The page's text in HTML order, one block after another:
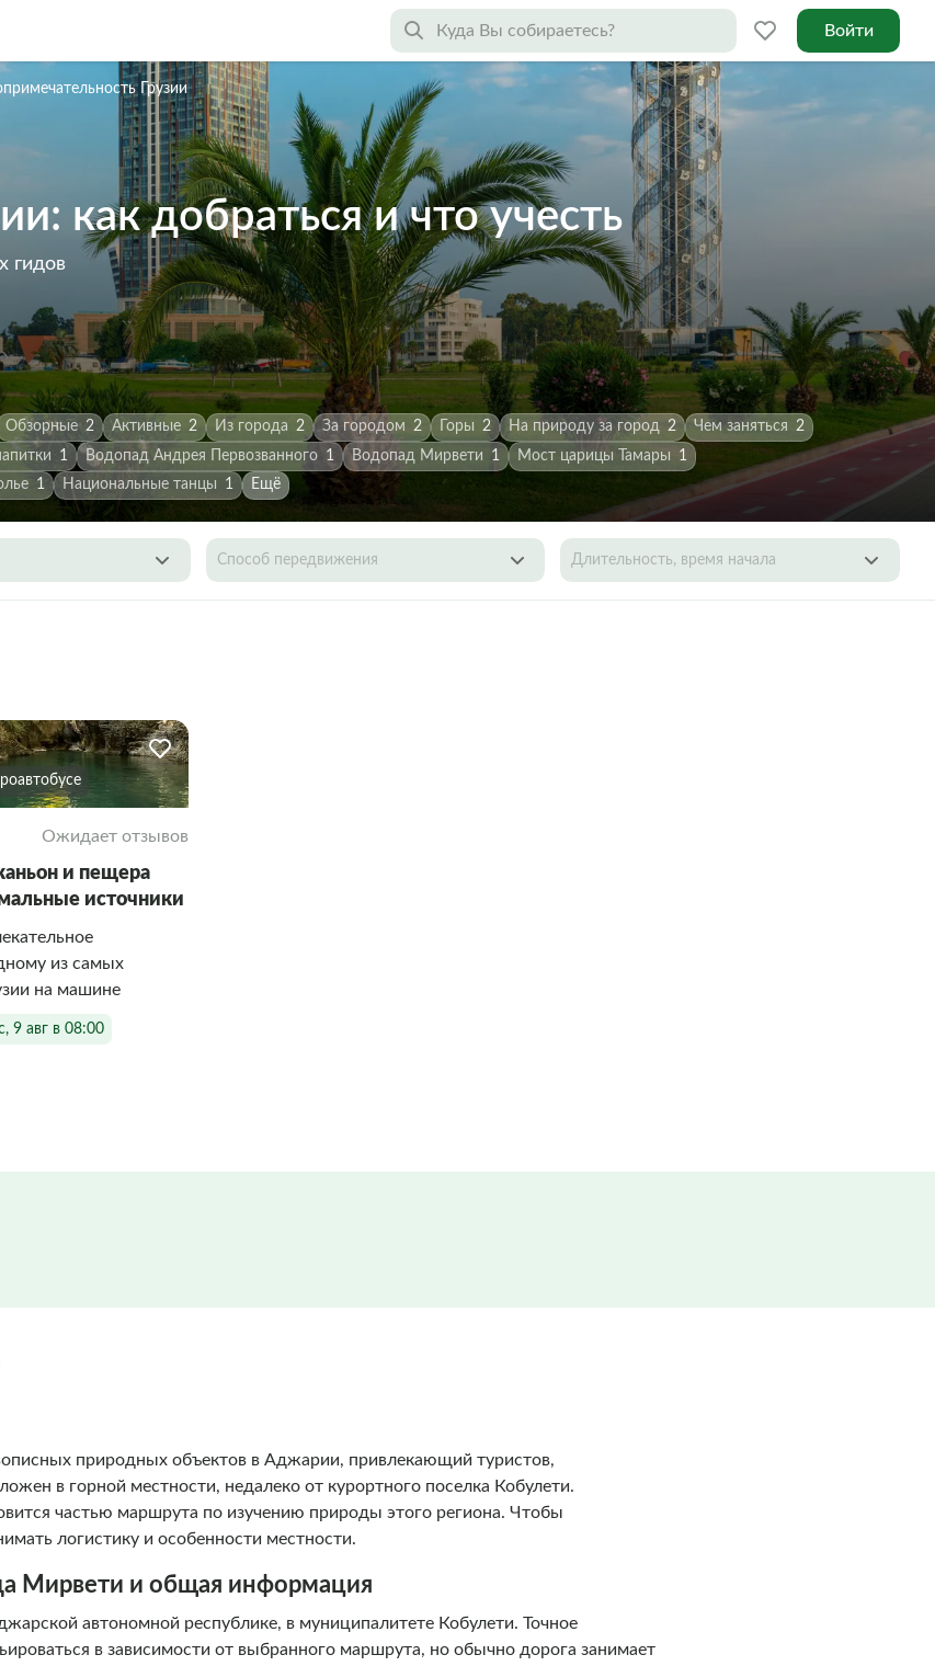
Войти
Грузии
как добраться и что учесть
гидов
Обзорные 2 Активные 2 Из города 2 За городом 2 Горы 2 На природу за город 2 Чем заняться 2
1 Водопад Андрея Первозванного 1 Водопад Мирвети 1 Мост царицы Тамары
1
1 Национальные танцы 1 Ещё
Способ передвижения Длительность, время начала
Ожидает отзывов
и пещера
источники
из самых
на машине
9 авг в 08:00
природных объектов в Аджарии, привлекающий туристов,
в горной местности, недалеко от курортного поселка Кобулети.
частью маршрута по изучению природы этого региона. Чтобы
логистику и особенности местности.
Мирвети и общая информация
автономной республике, в муниципалитете Кобулети. Точное
в зависимости от выбранного маршрута, но обычно дорога занимает